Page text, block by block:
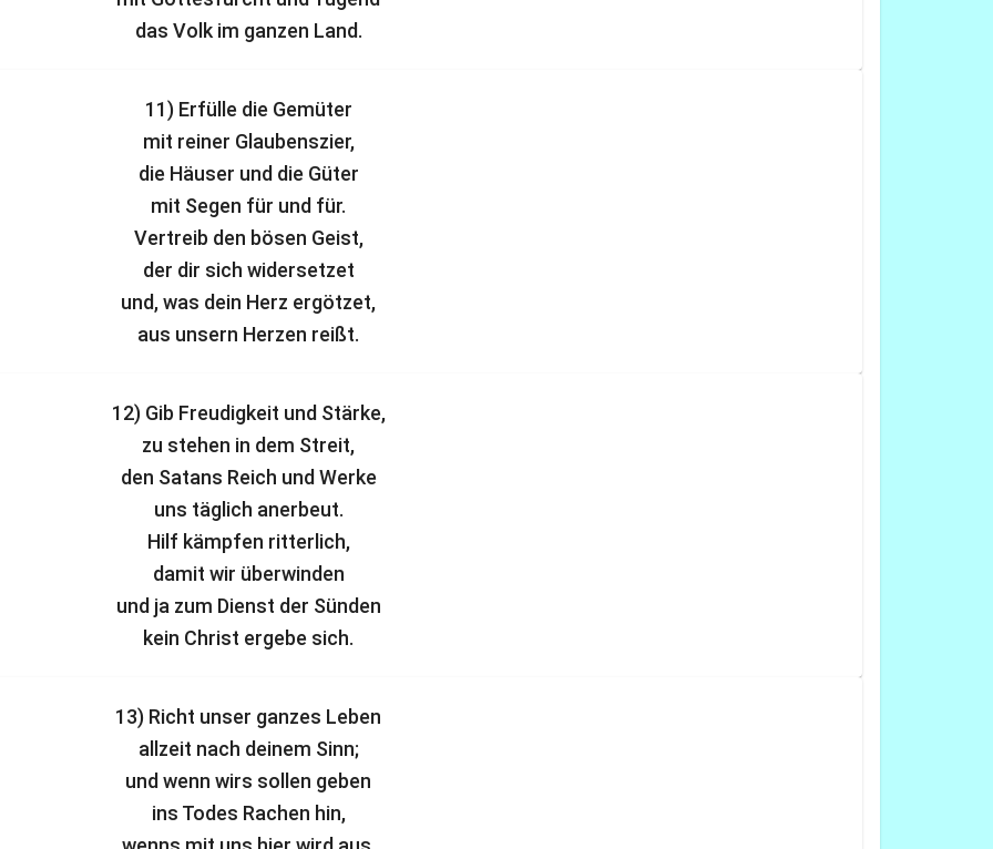
das Volk im ganzen Land.
11) Erfülle die Gemüter
mit reiner Glaubenszier,
die Häuser und die Güter
mit Segen für und für.
Vertreib den bösen Geist,
der dir sich widersetzet
und, was dein Herz ergötzet,
aus unsern Herzen reißt.
12) Gib Freudigkeit und Stärke,
zu stehen in dem Streit,
den Satans Reich und Werke
uns täglich anerbeut.
Hilf kämpfen ritterlich,
damit wir überwinden
und ja zum Dienst der Sünden
kein Christ ergebe sich.
13) Richt unser ganzes Leben
allzeit nach deinem Sinn;
und wenn wirs sollen geben
ins Todes Rachen hin,